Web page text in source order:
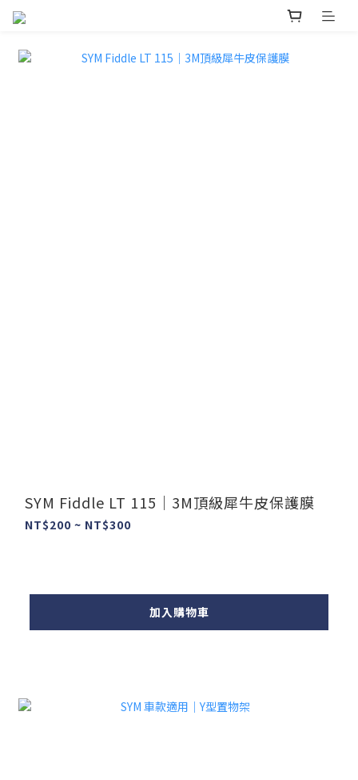
SYM Fiddle LT 115｜3M頂級犀牛皮保護膜
NT$200 ~ NT$300
加入購物車